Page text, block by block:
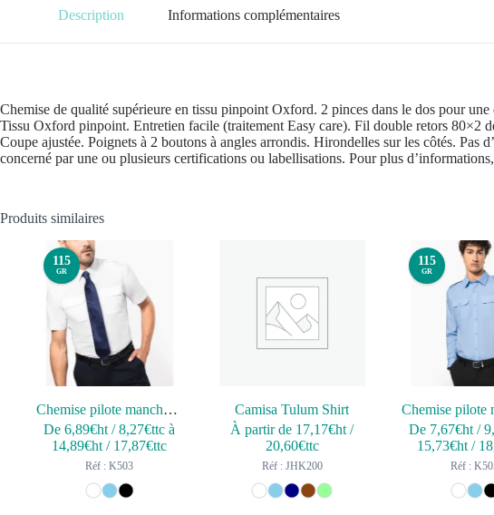
Description Informations complémentaires
Chemise de qualité supérieure en tissu pinpoint Oxford. 2 pinces dans le dos pour
Tissu Oxford pinpoint. Entretien facile (traitement Easy care). Fil double retors 80×2
Coupe ajustée. Poignets à 2 boutons à angles arrondis. Hirondelles sur les côtés.
concerné par une ou plusieurs certifications ou labellisations. Pour plus
Produits similaires
115
GR
Chemise pilote manches courtes homme
De6,89€ht /8,27€ttc à
14,89€ht / 17,87€ttc
Réf : K503
Camisa Tulum Shirt
À partir de 17,17€ht /
20,60€ttc
Réf : JHK200
115
GR
De 7,67€ht /
15,73€ht /
Réf :